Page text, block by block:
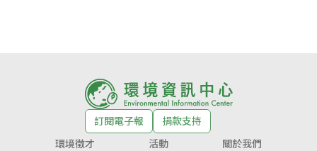
訂閱電子報
捐款支持
環境徵才
活動
關於我們